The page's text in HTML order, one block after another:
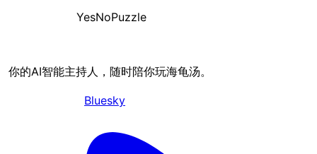
YesNoPuzzle
你的AI智能主持人，随时陪你玩海龟汤。
Bluesky